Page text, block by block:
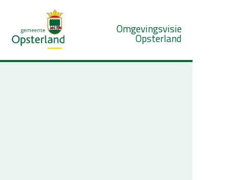
Omgevingsvisie
Opsterland